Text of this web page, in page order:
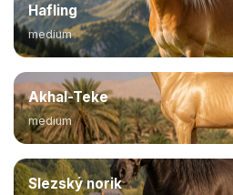
Hafling
medium
Akhal-Teke
medium
Slezský norik